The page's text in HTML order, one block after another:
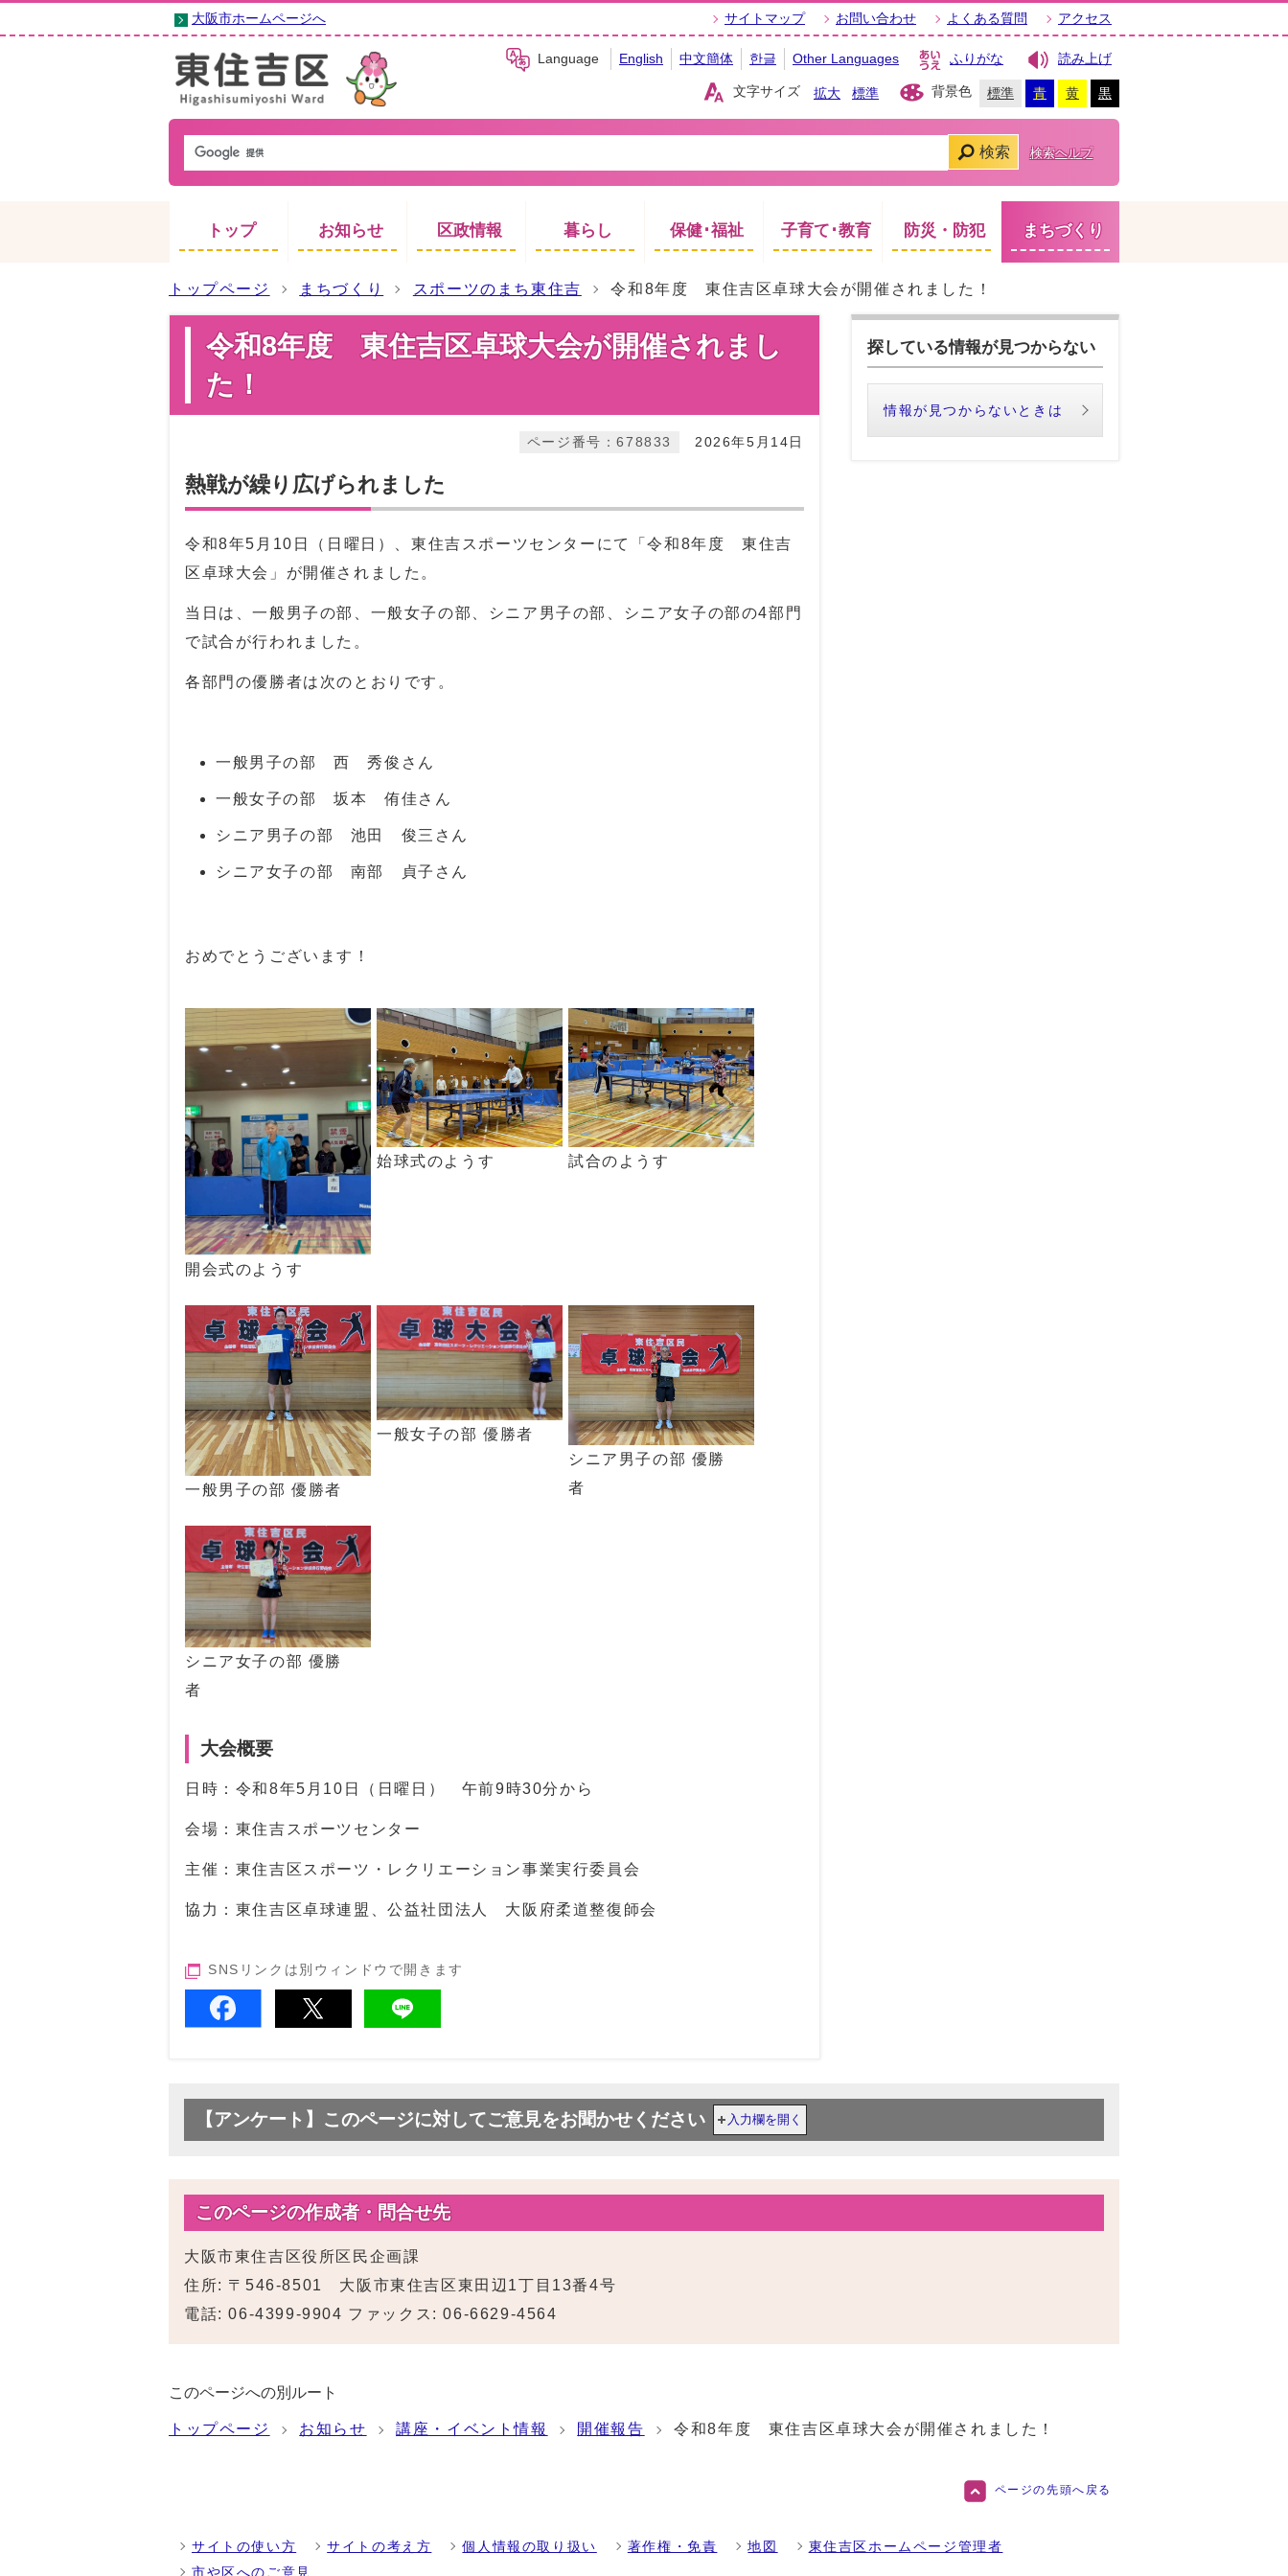
大阪市ホームページへ サイトマップ お問い合わせ よくある質問 アクセス
Language English 中文簡体 한글 Other Languages ふりがな 読み上げ
文字サイズ 拡大 標準 背景色 標準 青 黄 黒
検索 検索ヘルプ
トップ お知らせ 区政情報 暮らし 保健･福祉 子育て･教育 防災・防犯 まちづくり
トップページ まちづくり スポーツのまち東住吉 令和8年度 東住吉区卓球大会が開催されました！
令和8年度 東住吉区卓球大会が開催されまし
た！
2026年5月14日
ページ番号：678833
熱戦が繰り広げられました
令和8年5月10日（日曜日）、東住吉スポーツセンターにて「令和8年度 東住吉
区卓球大会」が開催されました。
当日は、一般男子の部、一般女子の部、シニア男子の部、シニア女子の部の4部門
で試合が行われました。
各部門の優勝者は次のとおりです。
一般男子の部 西 秀俊さん
一般女子の部 坂本 侑佳さん
シニア男子の部 池田 俊三さん
シニア女子の部 南部 貞子さん
おめでとうございます！
開会式のようす
始球式のようす 試合のようす
一般男子の部 優勝者
一般女子の部 優勝者
シニア男子の部 優勝
者
シニア女子の部 優勝
者
大会概要
日時：令和8年5月10日（日曜日） 午前9時30分から
会場：東住吉スポーツセンター
主催：東住吉区スポーツ・レクリエーション事業実行委員会
協力：東住吉区卓球連盟、公益社団法人 大阪府柔道整復師会
SNSリンクは別ウィンドウで開きます
探している情報が見つからない
情報が見つからないときは
【アンケート】このページに対してご意見をお聞かせください 入力欄を開く
このページの作成者・問合せ先
大阪市東住吉区役所区民企画課
住所: 〒546-8501 大阪市東住吉区東田辺1丁目13番4号
電話: 06-4399-9904 ファックス: 06-6629-4564
このページへの別ルート
トップページ お知らせ 講座・イベント情報 開催報告 令和8年度 東住吉区卓球大会が開催されました！
ページの先頭へ戻る
サイトの使い方 サイトの考え方 個人情報の取り扱い 著作権・免責 地図
東住吉区ホームページ管理者
市や区へのご意見